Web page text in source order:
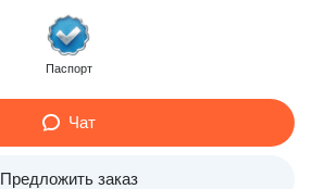
Паспорт
Чат
Предложить заказ